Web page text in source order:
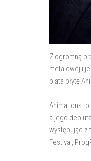
Z ogromną
metalowej i
piąta płytę
Animations
a jego
występując z
Festival,